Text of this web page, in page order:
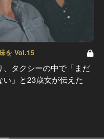
を Vol.15
、タクシーの中で「まだ
い」と23歳女が伝えた